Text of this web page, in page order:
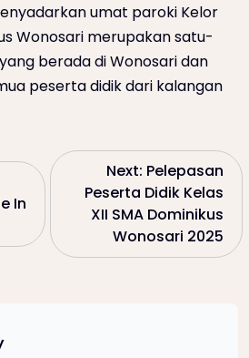
umat paroki Kelor
Wonosari merupakan satu-
berada di Wonosari dan
peserta didik dari kalangan
In
Next: Pelepasan
Peserta Didik Kelas
XII SMA Dominikus
Wonosari 2025